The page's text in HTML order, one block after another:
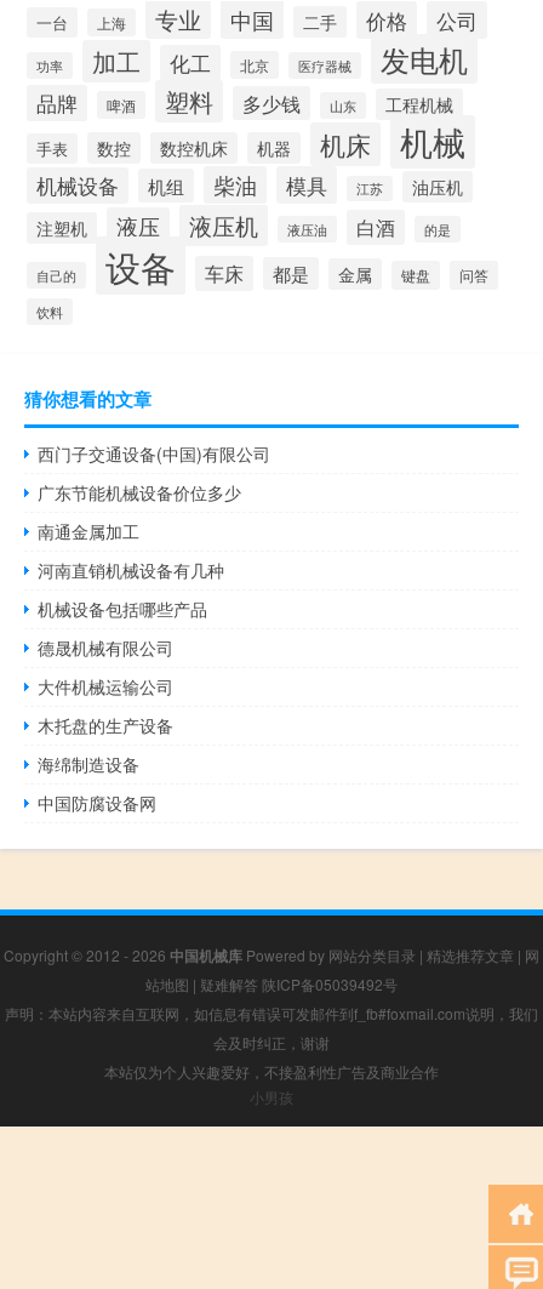
一台 上海 专业 中国 二手 价格 公司
功率 加工 化工 北京 医疗器械 发电机
品牌 啤酒 塑料 多少钱 山东 工程机械
手表 数控 数控机床 机器 机床 机械
机械设备 机组 柴油 模具 江苏
油压机
注塑机
液压 液压机 液压油 白酒 的是
自己的 设备 车床 都是 金属 键盘 问答
饮料
猜你想看的文章
西门子交通设备(中国)有限公司
广东节能机械设备价位多少
南通金属加工
河南直销机械设备有几种
机械设备包括哪些产品
德晟机械有限公司
大件机械运输公司
木托盘的生产设备
海绵制造设备
中国防腐设备网
Copyright © 2012 - 2026 中国机械库 Powered by 网站分类目录 | 精选推荐文章 | 网
站地图 | 疑难解答 陕ICP备05039492号
声明：本站内容来自互联网，如信息有错误可发邮件到f_fb#foxmail.com说明，我们
会及时纠正，谢谢
本站仅为个人兴趣爱好，不接盈利性广告及商业合作
小男孩